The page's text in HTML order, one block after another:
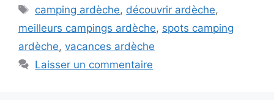
Étiquettes
camping ardèche, découvrir ardèche,
meilleurs campings ardèche, spots camping
ardèche, vacances ardèche
Laisser un commentaire